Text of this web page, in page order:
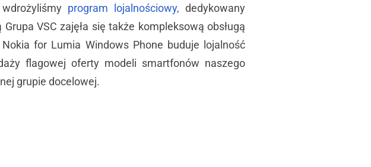
program lojalnościowy, dedykowany
VSC zajęła się także kompleksową obsługą
for Lumia Windows Phone buduje lojalność
flagowej oferty modeli smartfonów naszego
grupie docelowej.